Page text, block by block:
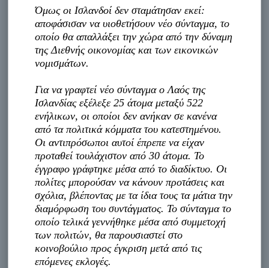
Όμως οι Ισλανδοί δεν σταμάτησαν εκεί:
αποφάσισαν να υιοθετήσουν νέο σύνταγμα, το
οποίο θα απαλλάξει την χώρα από την δύναμη
της Διεθνής οικονομίας και των εικονικών
νομισμάτων.
Για να γραφτεί νέο σύνταγμα ο Λαός της
Ισλανδίας εξέλεξε 25 άτομα μεταξύ 522
ενήλικων, οι οποίοι δεν ανήκαν σε κανένα
από τα πολιτικά κόμματα του κατεστημένου.
Οι αντιπρόσωποι αυτοί έπρεπε να είχαν
προταθεί τουλάχιστον από 30 άτομα. Το
έγγραφο γράφτηκε μέσα από το διαδίκτυο. Οι
πολίτες μπορούσαν να κάνουν προτάσεις και
σχόλια, βλέποντας με τα ίδια τους τα μάτια την
διαμόρφωση του συντάγματος. Το σύνταγμα το
οποίο τελικά γεννήθηκε μέσα από συμμετοχή
των πολιτών, θα παρουσιαστεί στο
κοινοβούλιο προς έγκριση μετά από τις
επόμενες εκλογές.